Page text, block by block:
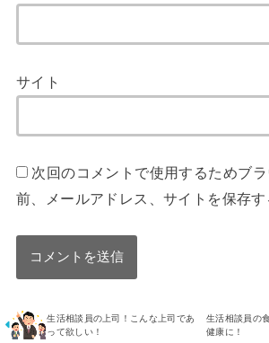
サイト
次回のコメントで使用するためブ
前、メールアドレス、サイトを保存す
生活相談員の上司！こんな上司であ
って欲しい！
生活相談員の
健康に！